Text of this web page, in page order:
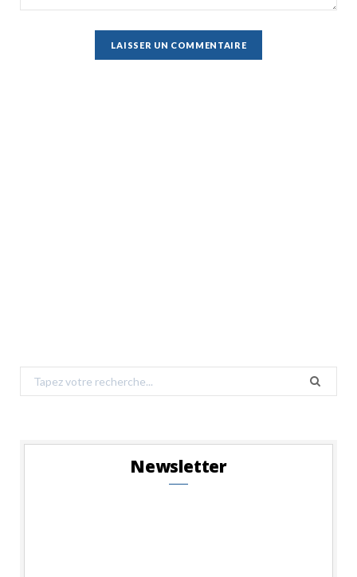
Search
for:
Newsletter